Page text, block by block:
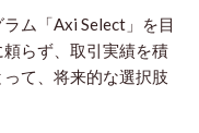
ム「Axi Select」を目
らず、取引実績を積
て、将来的な選択肢